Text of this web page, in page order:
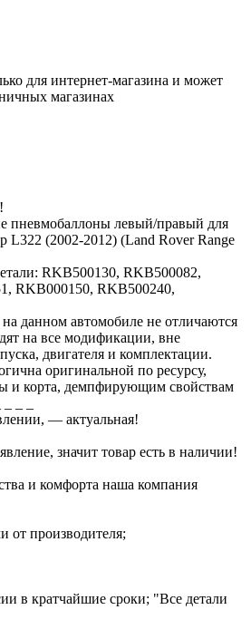
для интернет-магазина и может
магазинах
пневмобаллоны левый/правый для
L322 (2002-2012) (Land Rover Range
RKB500130, RKB500082,
RKB000150, RKB500240,
данном автомобиле не отличаются
на все модификации, вне
двигателя и комплектации.
оригинальной по ресурсу,
и корта, демпфирующим свойствам
— актуальная!
значит товар есть в наличии!
и комфорта наша компания
от производителя;
в кратчайшие сроки; "Все детали